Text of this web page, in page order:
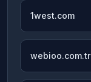
1west.com
webioo.com.tr